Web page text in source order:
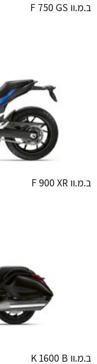
ב.מ.וו F 750 GS
ב.מ.וו F 900 XR
ב.מ.וו K 1600 B